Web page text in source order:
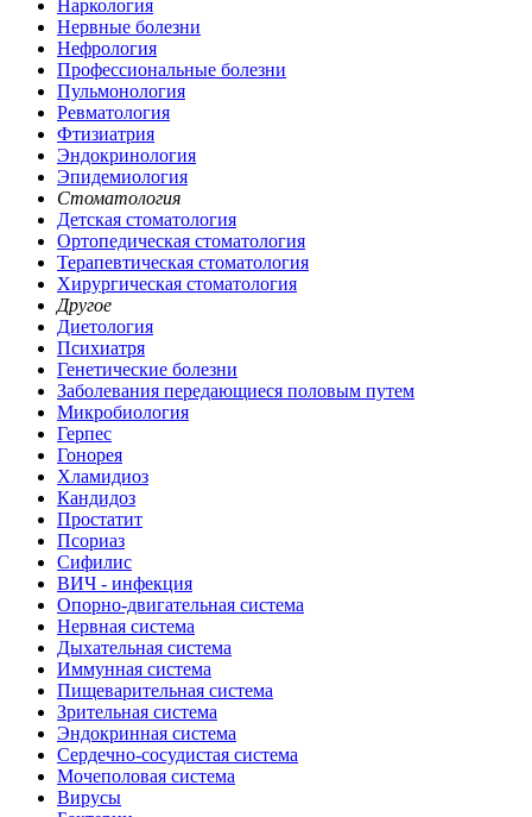
Наркология
Нервные болезни
Нефрология
Профессиональные болезни
Пульмонология
Ревматология
Фтизиатрия
Эндокринология
Эпидемиология
Стоматология
Детская стоматология
Ортопедическая стоматология
Терапевтическая стоматология
Хирургическая стоматология
Другое
Диетология
Психиатря
Генетические болезни
Заболевания передающиеся половым путем
Микробиология
Герпес
Гонорея
Хламидиоз
Кандидоз
Простатит
Псориаз
Сифилис
ВИЧ - инфекция
Опорно-двигательная система
Нервная система
Дыхательная система
Иммунная система
Пищеварительная система
Зрительная система
Эндокринная система
Сердечно-сосудистая система
Мочеполовая система
Вирусы